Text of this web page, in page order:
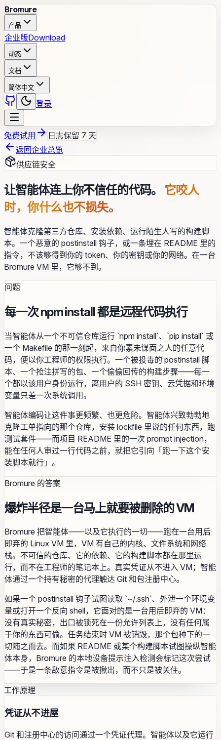
Bromure
产品
企业版Download
动态
文档
简体中文
登录
免费试用
日志保留 7 天
返回企业总览
供应链安全
让智能体连上你不信任的代码。
它咬人
时，你什么也不损失。
智能体克隆第三方仓库、安装依赖、运行陌生人写的构建脚
本。一个恶意的 postinstall 钩子，或一条埋在 README 里的
指令，不该够得到你的 token、你的密钥或你的网络。在一台
Bromure VM 里，它够不到。
问题
每一次 npm install 都是远程代码执行
当智能体从一个不可信仓库运行 `npm install`、`pip install` 或
一个 Makefile 的那一刻起，来自你素未谋面之人的任意代
码，便以你工程师的权限执行。一个被投毒的 postinstall 脚
本、一个抢注拼写的包、一个偷偷回传的构建步骤——每一
个都以该用户身份运行，离用户的 SSH 密钥、云凭据和环境
变量只差一次系统调用。
智能体编码让这件事更频繁、也更危险。智能体兴致勃勃地
克隆工单指向的那个仓库，安装 lockfile 里说的任何东西，跑
测试套件——而项目 README 里的一次 prompt injection，
能在任何人审过一行代码之前，就把它引向「跑一下这个安
装脚本就行」。
Bromure 的答案
爆炸半径是一台马上就要被删除的 VM
Bromure 把智能体——以及它执行的一切——跑在一台用后
即弃的 Linux VM 里，VM 有自己的内核、文件系统和网络
栈。不可信的仓库、它的依赖、它的构建脚本都在那里运
行，而不在工程师的笔记本上。真实凭证从不进入 VM；智能
体通过一个持有秘密的代理触达 Git 和包注册中心。
如果一个 postinstall 钩子试图读取 `~/.ssh`、外泄一个环境变
量或打开一个反向 shell，它面对的是一台用后即弃的 VM：
没有真实秘密，出口被锁死在一份允许列表上，没有任何属
于你的东西可偷。任务结束时 VM 被销毁，那个包种下的一
切随之而去。而如果 README 或某个构建脚本试图操纵智能
体本身，Bromure 的本地设备提示注入检测会标记这次尝试
——于是一条敌意指令是被揪出，而不只是被关住。
工作原理
凭证从不进屋
Git 和注册中心的访问通过一个凭证代理。智能体以及它运行